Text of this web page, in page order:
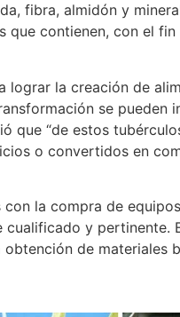
fibra, almidón y
contienen, con el
lograr la creación de
se pueden
que “de estos
o convertidos en
con la compra de
y pertinente.
de materiales